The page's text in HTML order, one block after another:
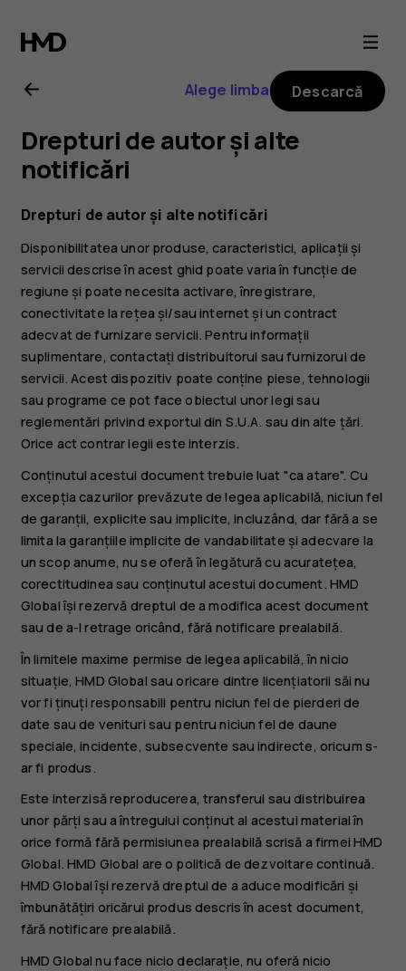
Ghid
de
utilizare
Nokia
G21
Alege limba Descarcă
Drepturi de autor și alte
notificări
Drepturi de autor și alte notificări
Disponibilitatea unor produse, caracteristici, aplicații și
servicii descrise în acest ghid poate varia în funcție de
regiune și poate necesita activare, înregistrare,
conectivitate la rețea și/sau internet și un contract
adecvat de furnizare servicii. Pentru informații
suplimentare, contactați distribuitorul sau furnizorul de
servicii. Acest dispozitiv poate conține piese, tehnologii
sau programe ce pot face obiectul unor legi sau
reglementări privind exportul din S.U.A. sau din alte țări.
Orice act contrar legii este interzis.
Conținutul acestui document trebuie luat "ca atare". Cu
excepția cazurilor prevăzute de legea aplicabilă, niciun fel
de garanții, explicite sau implicite, incluzând, dar fără a se
limita la garanțiile implicite de vandabilitate și adecvare la
un scop anume, nu se oferă în legătură cu acuratețea,
corectitudinea sau conținutul acestui document. HMD
Global își rezervă dreptul de a modifica acest document
sau de a-l retrage oricând, fără notificare prealabilă.
În limitele maxime permise de legea aplicabilă, în nicio
situație, HMD Global sau oricare dintre licențiatorii săi nu
vor fi ținuți responsabili pentru niciun fel de pierderi de
date sau de venituri sau pentru niciun fel de daune
speciale, incidente, subsecvente sau indirecte, oricum s-
ar fi produs.
Este interzisă reproducerea, transferul sau distribuirea
unor părți sau a întregului conținut al acestui material în
orice formă fără permisiunea prealabilă scrisă a firmei HMD
Global. HMD Global are o politică de dezvoltare continuă.
HMD Global își rezervă dreptul de a aduce modificări și
îmbunătățiri oricărui produs descris în acest document,
fără notificare prealabilă.
HMD Global nu face nicio declarație, nu oferă nicio